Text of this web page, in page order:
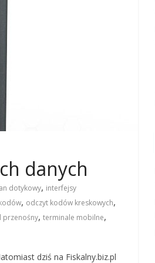
danych
dotykowy, interfejsy
, odczyt kodów kreskowych,
przenośny, terminale mobilne,
dziś na Fiskalny.biz.pl